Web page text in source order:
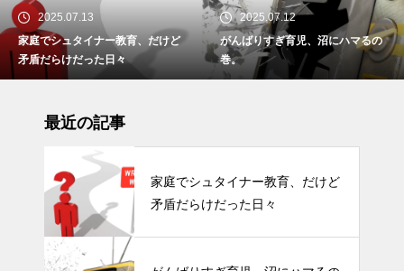
2025.07.13
家庭でシュタイナー教育、だけど
矛盾だらけだった日々
2025.07.12
がんばりすぎ育児、沼にハマるの
巻。
最近の記事
家庭でシュタイナー教育、だけど
矛盾だらけだった日々